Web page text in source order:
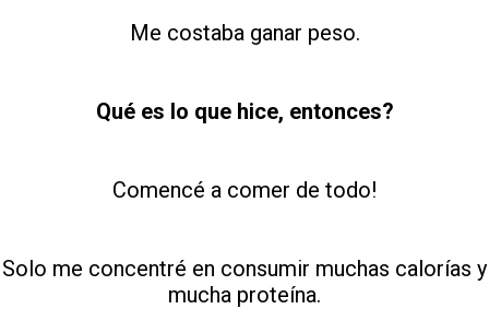
Me costaba ganar peso.
Qué es lo que hice, entonces?
Comencé a comer de todo!
Solo me concentré en consumir muchas calorías y
mucha proteína.